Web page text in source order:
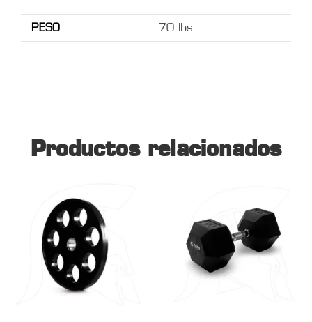
PESO 70 lbs
Productos relacionados